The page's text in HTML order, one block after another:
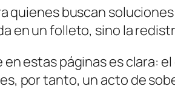
quienes buscan
en un folleto, sino la
en estas páginas es clara:
por tanto, un acto de